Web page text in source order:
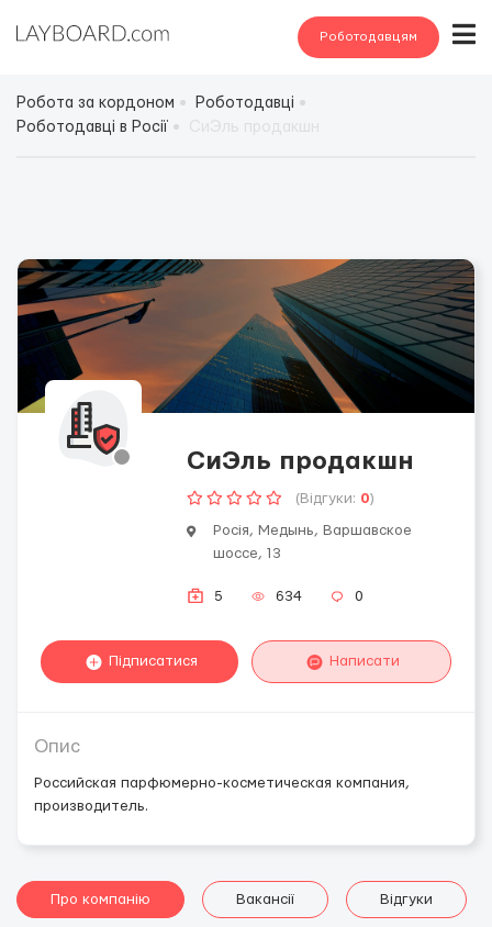
Роботодавцям
Робота за кордоном
Роботодавці
Роботодавці в Росії
СиЭль продакшн
(Відгуки: 0)
Росія, Медынь, Варшавское
шоссе, 13
5 634 0
Підписатися Написати
Опис
Российская парфюмерно-косметическая компания,
производитель.
Про компанію Вакансії Відгуки